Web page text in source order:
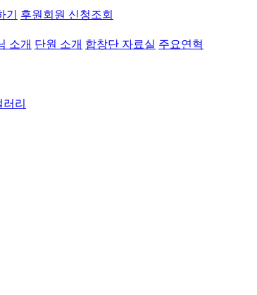
기
후원회원 신청조회
소개 단원 소개 합창단 자료실 주요연혁
리